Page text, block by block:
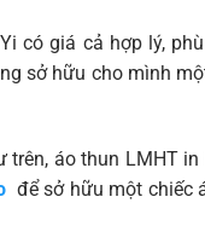
có giá cả hợp lý,
sở hữu cho mình
áo thun LMHT
để sở hữu một chiếc